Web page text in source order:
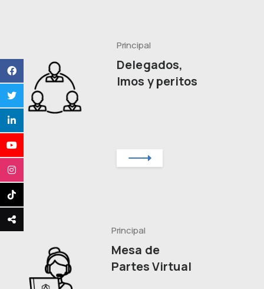
Principal
Delegados,
Imos y peritos
Principal
Mesa de
Partes Virtual